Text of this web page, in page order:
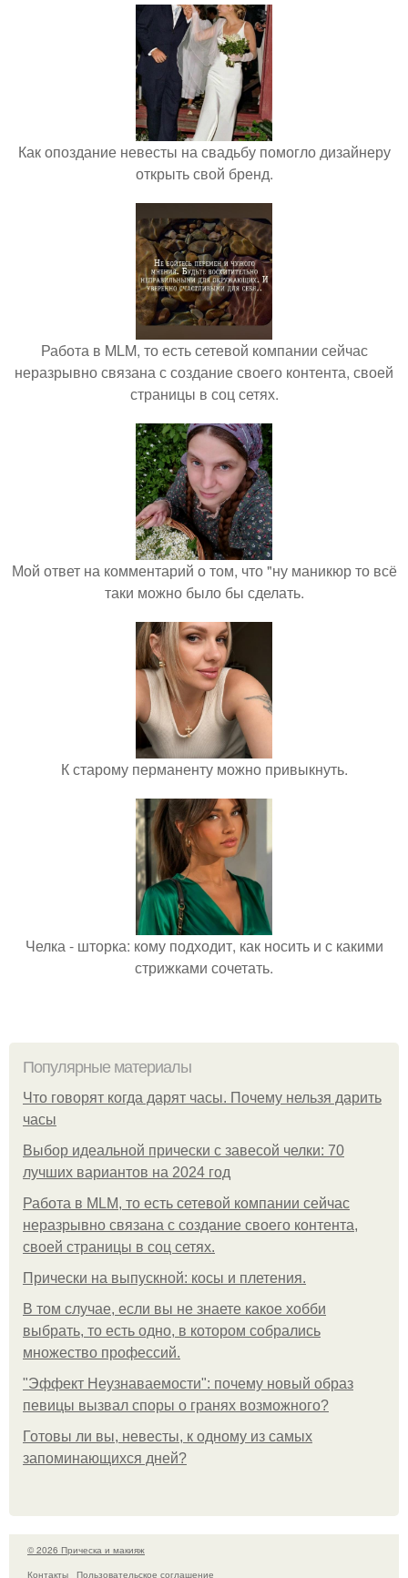
Как опоздание невесты на свадьбу помогло дизайнеру
открыть свой бренд.
Работа в MLM, то есть сетевой компании сейчас
неразрывно связана с создание своего контента, своей
страницы в соц сетях.
Мой ответ на комментарий о том, что "ну маникюр то всё
таки можно было бы сделать.
К старому перманенту можно привыкнуть.
Челка - шторка: кому подходит, как носить и с какими
стрижками сочетать.
Популярные материалы
Что говорят когда дарят часы. Почему нельзя дарить
часы
Выбор идеальной прически с завесой челки: 70
лучших вариантов на 2024 год
Работа в MLM, то есть сетевой компании сейчас
неразрывно связана с создание своего контента,
своей страницы в соц сетях.
Прически на выпускной: косы и плетения.
В том случае, если вы не знаете какое хобби
выбрать, то есть одно, в котором собрались
множество профессий.
"Эффект Неузнаваемости": почему новый образ
певицы вызвал споры о гранях возможного?
Готовы ли вы, невесты, к одному из самых
запоминающихся дней?
© 2026 Прическа и макияж
Контакты
Пользовательское соглашение